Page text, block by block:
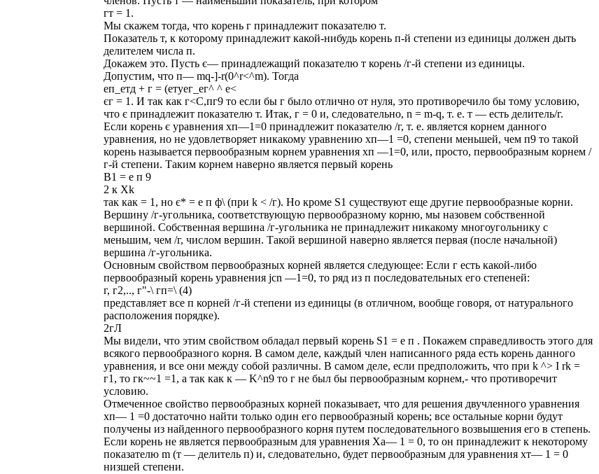
гт = 1.
Мы скажем тогда, что корень г принадлежит показателю т.
Показатель т, к которому принадлежит какой-нибудь корень п-й степени из единицы должен дыть
делителем числа п.
Докажем это. Пусть є— принадлежащий показателю т корень /г-й степени из единицы.
Допустим, что п— mq-]-r(0^r<^m). Тогда
еп_етд + г = (етуег_ег^ ^ е<
єг = 1. И так как г<С,пг9 то если бы г было отлично от нуля, это противоречило бы тому условию,
что є принадлежит показателю т. Итак, г = 0 и, следовательно, n = m-q, т. е. т — есть делитель/г.
Если корень є уравнения хп—1=0 принадлежит показателю /г, т. е. является корнем данного
уравнения, но не удовлетворяет никакому уравнению хп—1 =0, степени меньшей, чем п9 то такой
корень называется первообразным корнем уравнения хп —1=0, или, просто, первообразным корнем /
г-й степени. Таким корнем наверно является первый корень
B1 = е п 9
2 к Xk
так как = 1, но є* = е п ф\ (при k < /г). Но кроме S1 существуют еще другие первообразные корни.
Вершину /г-угольника, соответствующую первообразному корню, мы назовем собственной
вершиной. Собственная вершина /г-угольника не принадлежит никакому многоугольнику с
меньшим, чем /г, числом вершин. Такой вершиной наверно является первая (после начальной)
вершина /г-угольника.
Основным свойством первообразных корней является следующее: Если г есть какой-либо
первообразный корень уравнения jcn —1=0, то ряд из п последовательных его степеней:
г, г2,.., г"-\ гп=\ (4)
представляет все п корней /г-й степени из единицы (в отличном, вообще говоря, от натурального
расположения порядке).
2гЛ
Мы видели, что этим свойством обладал первый корень S1 = е п . Покажем справедливость этого для
всякого первообразного корня. В самом деле, каждый член написанного ряда есть корень данного
уравнения, и все они между собой различны. В самом деле, если предположить, что при k ^> I rk =
г1, то гк~~1 =1, а так как к — K^n9 то г не был бы первообразным корнем,- что противоречит
условию.
Отмеченное свойство первообразных корней показывает, что для решения двучленного уравнения
хп— 1 =0 достаточно найти только один его первообразный корень; все остальные корни будут
получены из найденного первообразного корня путем последовательного возвышения его в степень.
Если корень не является первообразным для уравнения Xа— 1 = 0, то он принадлежит к некоторому
показателю m (т — делитель п) и, следовательно, будет первообразным для уравнения хт— 1 = 0
низшей степени.